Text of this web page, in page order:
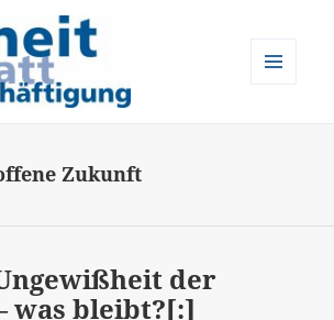
Zukunft
der
was bleibt?[:]